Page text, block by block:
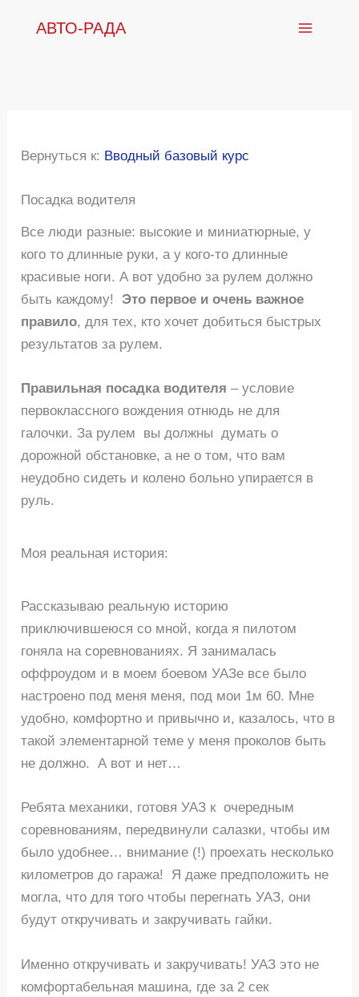
АВТО-РАДА
Вернуться к: Вводный базовый курс
Посадка водителя
Все люди разные: высокие и миниатюрные, у
кого то длинные руки, а у кого-то длинные
красивые ноги. А вот удобно за рулем должно
быть каждому! Это первое и очень важное
правило, для тех, кто хочет добиться быстрых
результатов за рулем.
Правильная посадка водителя – условие
первоклассного вождения отнюдь не для
галочки. За рулем вы должны думать о
дорожной обстановке, а не о том, что вам
неудобно сидеть и колено больно упирается в
руль.
Моя реальная история:
Рассказываю реальную историю
приключившеюся со мной, когда я пилотом
гоняла на соревнованиях. Я занималась
оффроудом и в моем боевом УАЗе все было
настроено под меня меня, под мои 1м 60. Мне
удобно, комфортно и привычно и, казалось, что в
такой элементарной теме у меня проколов быть
не должно. А вот и нет…
Ребята механики, готовя УАЗ к очередным
соревнованиям, передвинули салазки, чтобы им
было удобнее… внимание (!) проехать несколько
километров до гаража! Я даже предположить не
могла, что для того чтобы перегнать УАЗ, они
будут откручивать и закручивать гайки.
Именно откручивать и закручивать! УАЗ это не
комфортабельная машина, где за 2 сек